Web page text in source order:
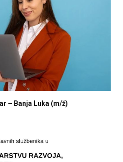
– Banja Luka (m/ž)